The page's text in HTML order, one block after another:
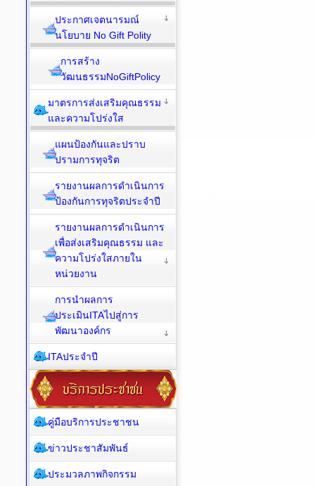
ประกาศเจตนารมณ์
นโยบาย No Gift Polity
การสร้าง
วัฒนธรรมNoGiftPolicy
มาตรการส่งเสริมคุณธรรม
และความโปร่งใส
แผนป้องกันและปราบ
ปรามการทุจริต
รายงานผลการดำเนินการ
ป้องกันการทุจริตประจำปี
รายงานผลการดำเนินการ
เพื่อส่งเสริมคุณธรรม และ
ความโปร่งใสภายใน
หน่วยงาน
การนำผลการ
ประเมินITAไปสู่การ
พัฒนาองค์กร
ITAประจำปี
คู่มือบริการประชาชน
ข่าวประชาสัมพันธ์
ประมวลภาพกิจกรรม